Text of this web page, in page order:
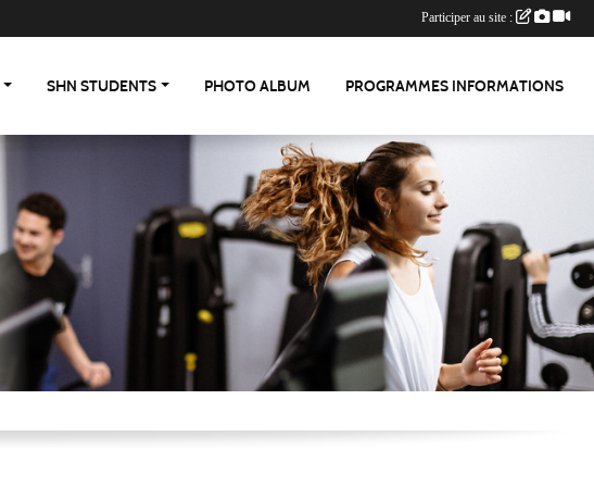
SHN STUDENTS PHOTO ALBUM PROGRAMMES INFORMATIONS
Participer au site :